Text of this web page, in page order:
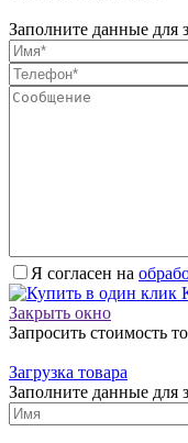
Заполните данные для
Я согласен на
Закрыть окно
Запросить стоимость
Загрузка товара
Заполните данные для